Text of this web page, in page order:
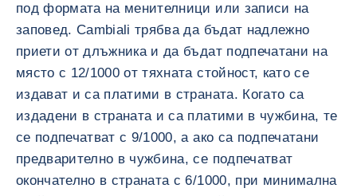
под формата на менителници или записи на
заповед. Cambiali трябва да бъдат надлежно
приети от длъжника и да бъдат подпечатани на
място с 12/1000 от тяхната стойност, като се
издават и са платими в страната. Когато са
издадени в страната и са платими в чужбина, те
се подпечатват с 9/1000, а ако са подпечатани
предварително в чужбина, се подпечатват
окончателно в страната с 6/1000, при минимална